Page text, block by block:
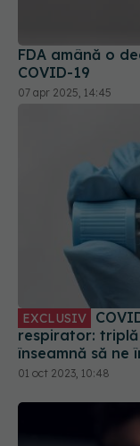
FDA amână o
COVID-19
07 apr 2025, 14:45
EXCLUSIV
respirator: triplă
înseamnă să ne
timpul pandemiei!
01 oct 2023, 10:48